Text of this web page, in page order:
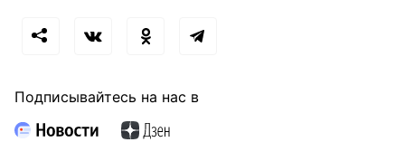
Подписывайтесь на нас в